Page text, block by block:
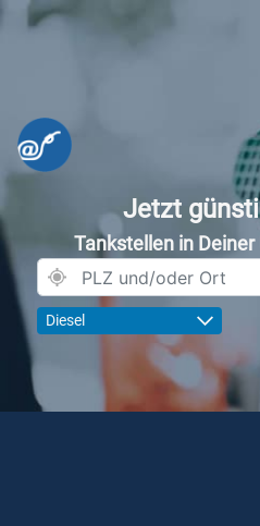
Jetzt
Tankstellen in
Diesel